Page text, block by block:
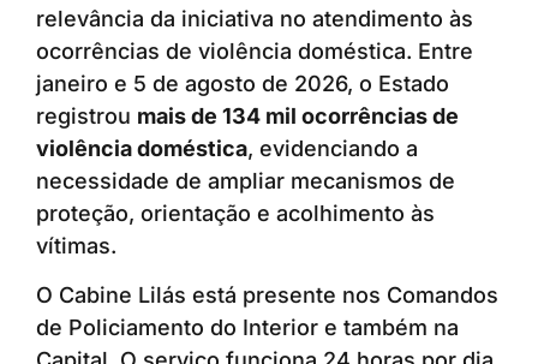
relevância da iniciativa no atendimento às
ocorrências de violência doméstica. Entre
janeiro e 5 de agosto de 2026, o Estado
registrou mais de 134 mil ocorrências de
violência doméstica, evidenciando a
necessidade de ampliar mecanismos de
proteção, orientação e acolhimento às
vítimas.
O Cabine Lilás está presente nos Comandos
de Policiamento do Interior e também na